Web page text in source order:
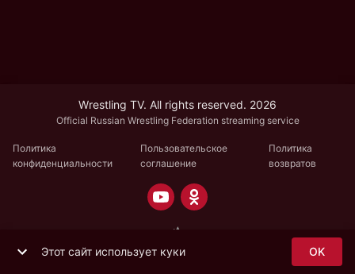
Wrestling TV. All rights reserved. 2026
Official Russian Wrestling Federation streaming service
Политика
конфиденциальности
Пользовательское
соглашение
Политика
возвратов
Этот сайт использует куки OK